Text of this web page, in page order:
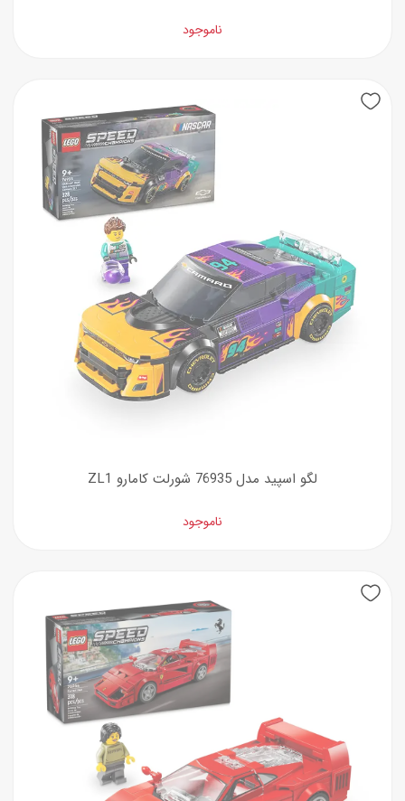
ناموجود
لگو اسپید مدل 76935 شورلت کامارو ZL1
ناموجود